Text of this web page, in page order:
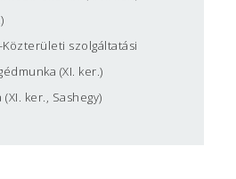
szolgáltatási
(XI. ker.)
ker., Sashegy)